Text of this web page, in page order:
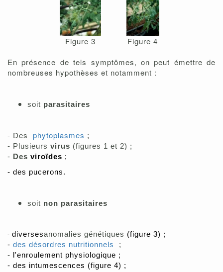
Figure 3
Figure 4
En présence de tels symptômes, on peut émettre de
nombreuses hypothèses et notamment :
soit parasitaires
- Des phytoplasmes ;
- Plusieurs virus (figures 1 et 2) ;
- Des viroïdes ;
- des pucerons.
soit non parasitaires
- diversesanomalies génétiques (figure 3) ;
- des désordres nutritionnels
;
- l'enroulement physiologique ;
- des intumescences (figure 4) ;